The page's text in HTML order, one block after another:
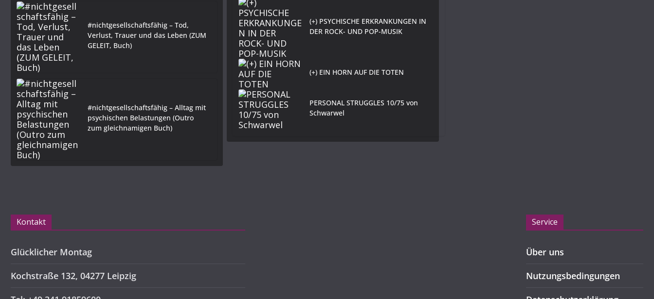
#nichtgesellschaftsfähig – Tod,
Verlust, Trauer und das Leben (ZUM
GELEIT, Buch)
#nichtgesellschaftsfähig – Alltag mit
psychischen Belastungen (Outro
zum gleichnamigen Buch)
(+) PSYCHISCHE ERKRANKUNGEN IN
DER ROCK- UND POP-MUSIK
(+) EIN HORN AUF DIE TOTEN
PERSONAL STRUGGLES 10/75 von
Schwarwel
Kontakt
Glücklicher Montag
Kochstraße 132, 04277 Leipzig
Service
Über uns
Nutzungsbedingungen